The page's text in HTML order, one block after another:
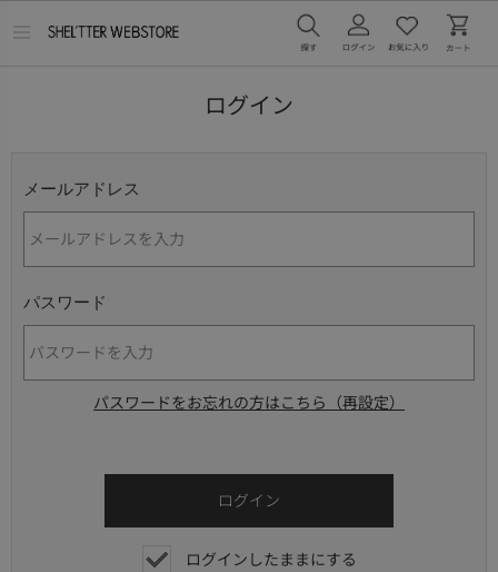
ログイン
メールアドレス
パスワード
パスワードをお忘れの方はこちら（再設定）
ログインしたままにする